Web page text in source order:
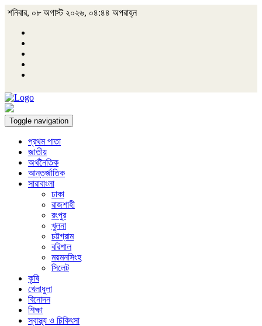
শনিবার, ০৮ অগাস্ট ২০২৬, ০৪:৪৪ অপরাহ্ন
Toggle navigation
প্রথম পাতা
জাতীয়
অর্থনৈতিক
আন্তর্জাতিক
সারাবাংলা
ঢাকা
রাজশাহী
রংপুর
খুলনা
চট্টগ্রাম
বরিশাল
ময়মনসিংহ
সিলেট
কৃষি
খেলাধুলা
বিনোদন
শিক্ষা
স্বাস্থ্য ও চিকিৎসা